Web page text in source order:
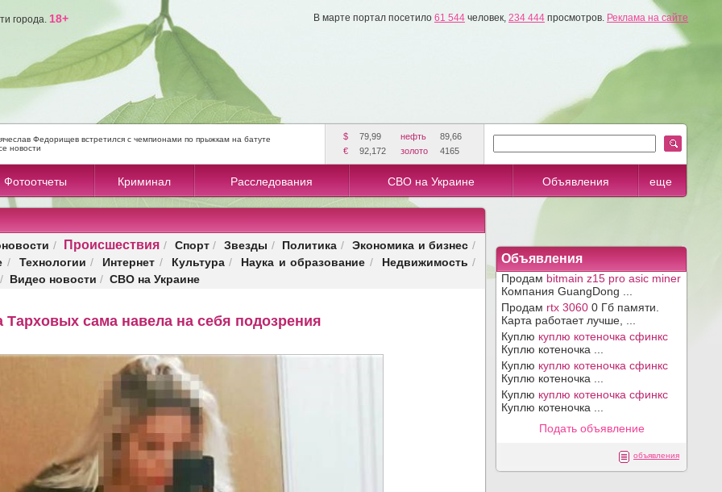
города. 18+ В марте портал посетило 61 544 человек, 234 444 просмотров. Реклама на сайте
Федорищев встретился с чемпионами по прыжкам на батуте
новости
$ 79,99 нефть
89,66
€
92,172 золото 4165
Фотоотчеты Криминал Расследования СВО на Украине Объявления еще
/ Происшествия / Спорт/ Звезды / Политика / Экономика и бизнес /
/ Технологии / Интернет / Культура/ Наука и образование / Недвижимость /
Видео новости / СВО на Украине
Тарховых сама навела на себя подозрения
Объявления
Продам bitmain z15 pro asic miner
Компания GuangDong ...
Продам rtx 3060 0 Гб памяти.
Карта работает лучше, ...
Куплю куплю котеночка сфинкс
Куплю котеночка ...
Куплю куплю котеночка сфинкс
Куплю котеночка ...
Куплю куплю котеночка сфинкс
Куплю котеночка ...
Подать объявление
объявления